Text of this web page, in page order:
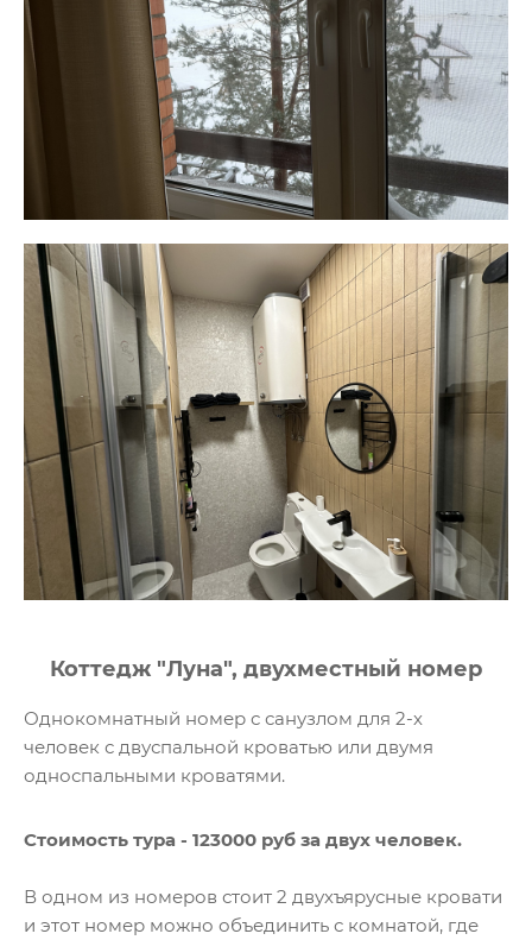
Коттедж "Луна", двухместный номер
Однокомнатный номер с санузлом для 2-х
человек с двуспальной кроватью или двумя
односпальными кроватями.
Стоимость тура - 123000 руб за двух человек.
В одном из номеров стоит 2 двухъярусные кровати
и этот номер можно объединить с комнатой, где